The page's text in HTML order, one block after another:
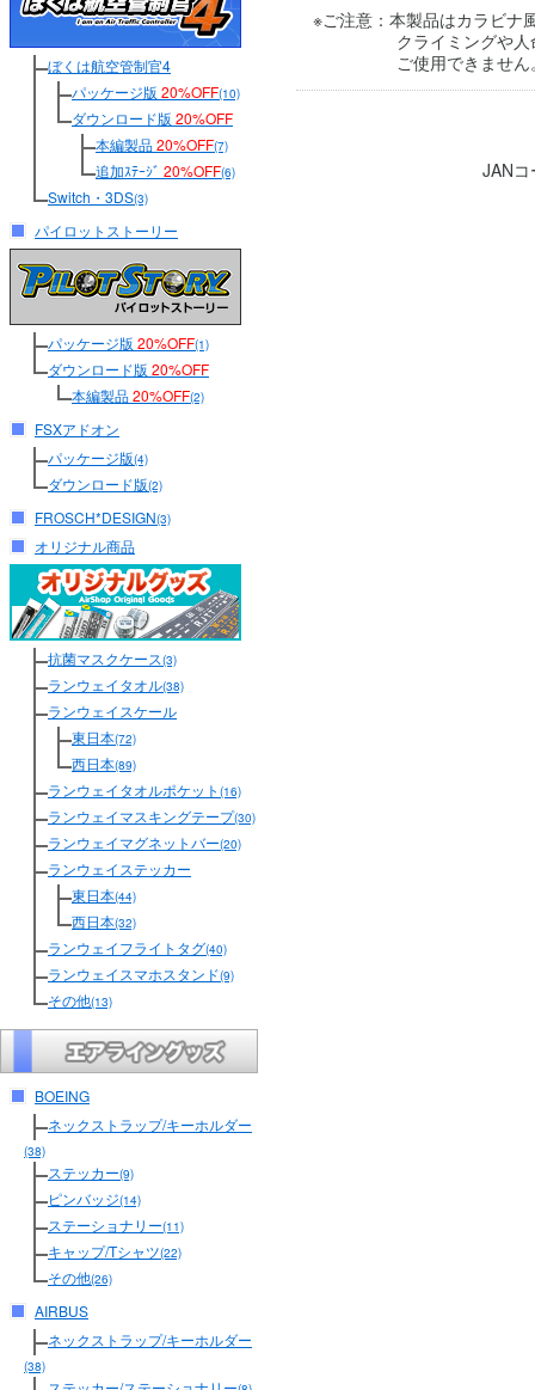
ぼくは航空管制官4
パッケージ版 20%OFF(10)
ダウンロード版 20%OFF
本編製品20%OFF(7)
追加ｽﾃｰｼﾞ 20%OFF(6)
Switch・3DS(3)
パイロットストーリー
パッケージ版 20%OFF(1)
ダウンロード版 20%OFF
本編製品20%OFF(2)
FSXアドオン
パッケージ版(4)
ダウンロード版(2)
FROSCH*DESIGN(3)
オリジナル商品
抗菌マスクケース(3)
ランウェイタオル(38)
ランウェイスケール
東日本(72)
西日本(89)
ランウェイタオルポケット (16)
ランウェイマスキングテープ(30)
ランウェイマグネットバー(20)
ランウェイステッカー
東日本(44)
西日本(32)
ランウェイフライトタグ(40)
ランウェイスマホスタンド(9)
その他(13)
BOEING
ネックストラップ/キーホルダー
(38)
ステッカー(9)
ピンバッジ(14)
ステーショナリー(11)
キャップ/Tシャツ(22)
その他(26)
AIRBUS
ネックストラップ/キーホルダー
(38)
※ご注意：本製品はカラビナ
クライミングや人命
ご使用できません
JAN